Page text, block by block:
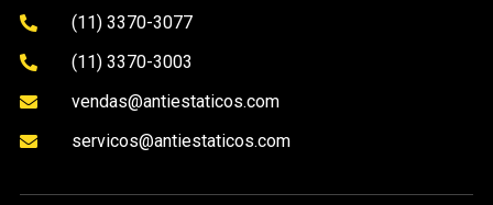
 (11) 3370-3077
 (11) 3370-3003
 vendas@antiestaticos.com
 servicos@antiestaticos.com